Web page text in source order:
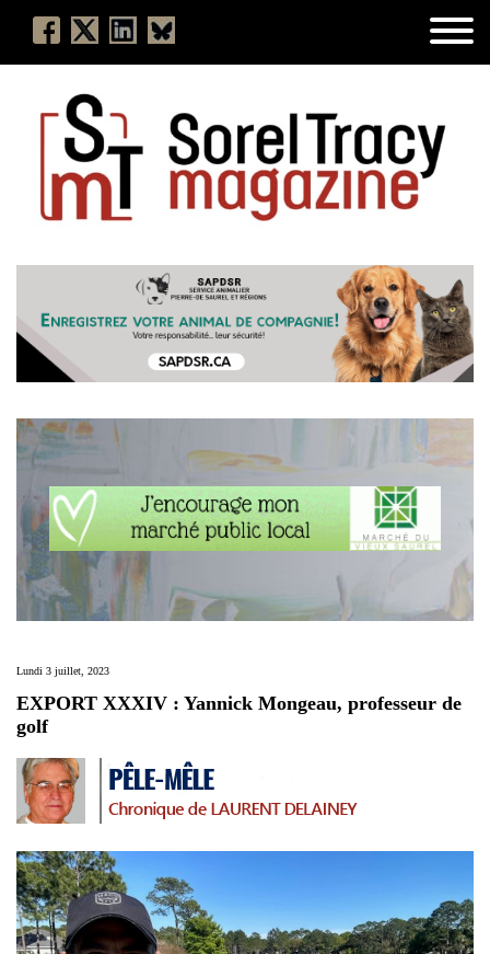
Lundi 3 juillet, 2023
EXPORT XXXIV : Yannick Mongeau, professeur de
golf